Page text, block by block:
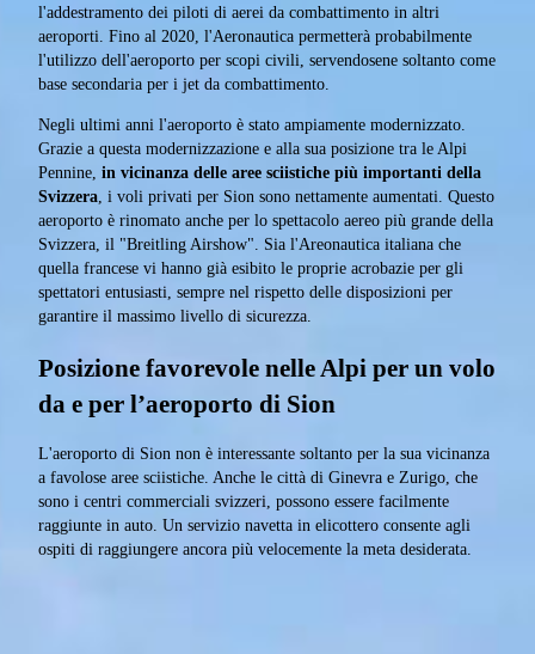
l'addestramento dei piloti di aerei da combattimento in altri
aeroporti. Fino al 2020, l'Aeronautica permetterà probabilmente
l'utilizzo dell'aeroporto per scopi civili, servendosene soltanto come
base secondaria per i jet da combattimento.
Negli ultimi anni l'aeroporto è stato ampiamente modernizzato.
Grazie a questa modernizzazione e alla sua posizione tra le Alpi
Pennine, in vicinanza delle aree sciistiche più importanti della
Svizzera, i voli privati per Sion sono nettamente aumentati. Questo
aeroporto è rinomato anche per lo spettacolo aereo più grande della
Svizzera, il "Breitling Airshow". Sia l'Areonautica italiana che
quella francese vi hanno già esibito le proprie acrobazie per gli
spettatori entusiasti, sempre nel rispetto delle disposizioni per
garantire il massimo livello di sicurezza.
Posizione favorevole nelle Alpi per un volo
da e per l’aeroporto di Sion
L'aeroporto di Sion non è interessante soltanto per la sua vicinanza
a favolose aree sciistiche. Anche le città di Ginevra e Zurigo, che
sono i centri commerciali svizzeri, possono essere facilmente
raggiunte in auto. Un servizio navetta in elicottero consente agli
ospiti di raggiungere ancora più velocemente la meta desiderata.